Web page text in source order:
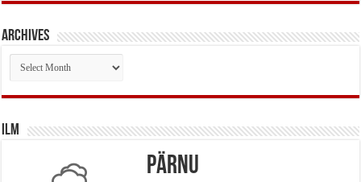
Archives
Archives
Ilm
Pärnu